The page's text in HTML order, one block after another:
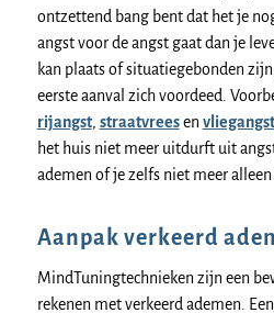
ontzettend bang bent dat het je
angst voor de angst gaat dan je
kan plaats of situatiegebonden
eerste aanval zich voordeed.
rijangst, straatvreesen vliegangst
het huis niet meer uitdurft uit
ademen of je zelfs niet meer
Aanpak verkeerd
MindTuningtechnieken zijn een
rekenen met verkeerd ademen.